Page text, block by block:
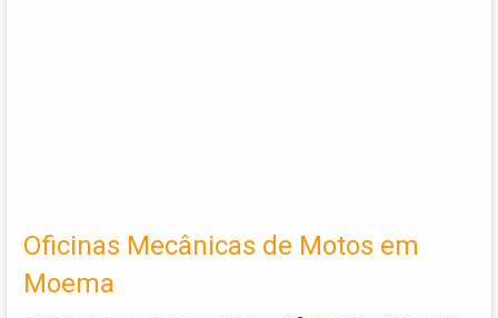
Oficinas Mecânicas de Motos em
Moema